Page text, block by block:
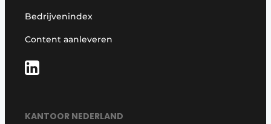
Bedrijvenindex
Content aanleveren
KANTOOR NEDERLAND